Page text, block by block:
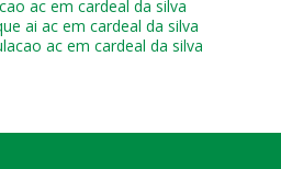
ac em cardeal da silva
ai ac em cardeal da silva
ac em cardeal da silva